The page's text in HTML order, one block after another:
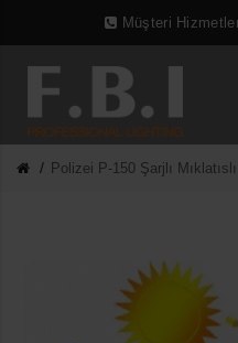
Müşteri
Polizei P-150 Şarjlı